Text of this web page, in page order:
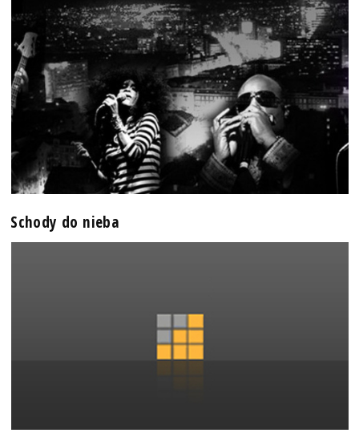
Schody do nieba